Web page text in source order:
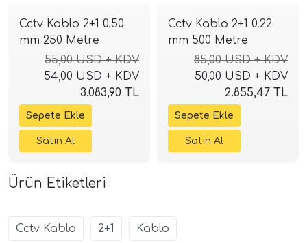
Cctv Kablo 2+1 0.50
mm 250 Metre
55,00 USD + KDV
54,00 USD + KDV
3.083,90 TL
Cctv Kablo 2+1 0.22
mm 500 Metre
85,00 USD + KDV
50,00 USD + KDV
2.855,47 TL
Ürün Etiketleri
Cctv Kablo 2+1 Kablo